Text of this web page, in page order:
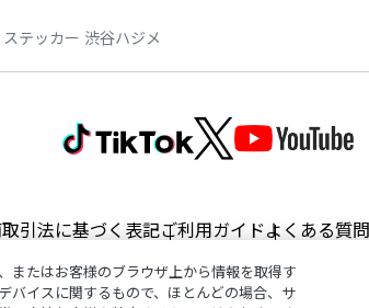
テッカー 渋谷ハジメ
引法に基づく表記ご利用ガイド よくある質問
またはお客様のブラウザ上から情報を取得す
バイスに関するもので、ほとんどの場合、サ